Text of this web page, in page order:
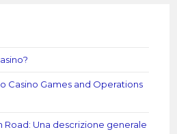
Casino Games and Operations
Road: Una descrizione generale